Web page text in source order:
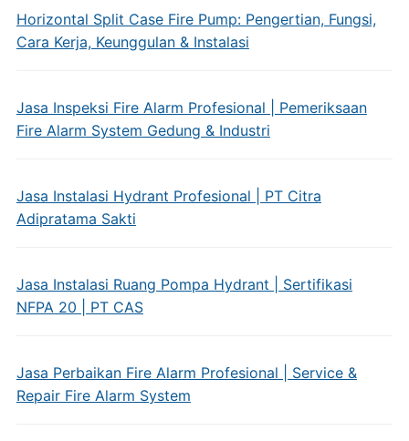
Horizontal Split Case Fire Pump: Pengertian, Fungsi,
Cara Kerja, Keunggulan & Instalasi
Jasa Inspeksi Fire Alarm Profesional | Pemeriksaan
Fire Alarm System Gedung & Industri
Jasa Instalasi Hydrant Profesional | PT Citra
Adipratama Sakti
Jasa Instalasi Ruang Pompa Hydrant | Sertifikasi
NFPA 20 | PT CAS
Jasa Perbaikan Fire Alarm Profesional | Service &
Repair Fire Alarm System